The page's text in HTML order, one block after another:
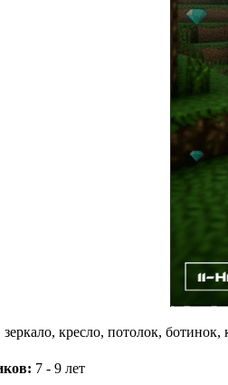
зеркало, кресло, потолок,
7 - 9 лет